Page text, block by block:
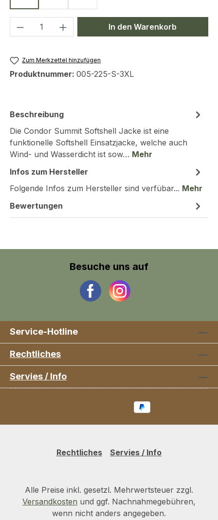
Produkt Anzahl: Gib denIn den Warenkorb
Zum Merkzettel hinzufügen
Produktnummer: 005-225-S-3XL
Beschreibung
Die Condor Summit Softshell Jacke ist eine
funktionelle Softshell Einsatzjacke, welche auch
Wind- und Wasserdicht ist sow… Mehr
Infos zum Hersteller
Folgende Infos zum Hersteller sind verfübar... Mehr
Bewertungen
Besuche uns auf
Service-Hotline
Rechtliches
Servies / Info
Rechtliches Servies / Info
Alle Preise inkl. gesetzl. Mehrwertsteuer zzgl.
Versandkosten und ggf. Nachnahmegebühren,
wenn nicht anders angegeben.